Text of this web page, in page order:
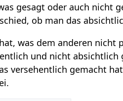
gesagt oder auch nicht
ob man das
was dem anderen nicht
und nicht absichtlich
versehentlich gemacht